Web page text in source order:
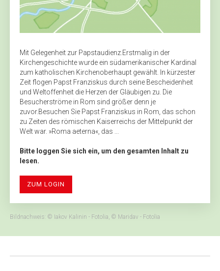
Mit Gelegenheit zur Papstaudienz.Erstmalig in der
Kirchengeschichte wurde ein südamerikanischer Kardinal
zum katholischen Kirchenoberhaupt gewählt. In kürzester
Zeit flogen Papst Franziskus durch seine Bescheidenheit
und Weltoffenheit die Herzen der Gläubigen zu. Die
Besucherströme in Rom sind größer denn je
zuvor.Besuchen Sie Papst Franziskus in Rom, das schon
zu Zeiten des römischen Kaiserreichs der Mittelpunkt der
Welt war. »Roma aeterna«, das ...
Bitte loggen Sie sich ein, um den gesamten Inhalt zu
lesen.
ZUM LOGIN
Bildnachweis: © Iakov Kalinin - Fotolia, © Maridav - Fotolia